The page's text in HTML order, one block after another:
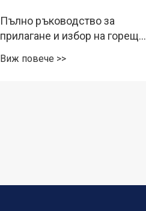
Пълно ръководство за
прилагане и избор на горещо
канална стомана: Овладейте
Виж повече >>